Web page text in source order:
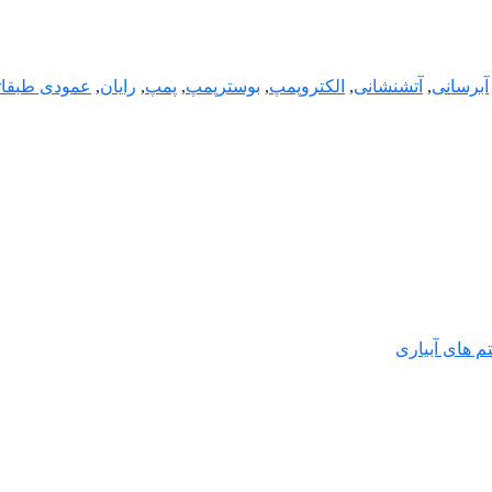
آبرسانی, آتشنشانی, الکتروپمپ, بوسترپمپ, پمپ, رایان, عمودی
های آبیاری